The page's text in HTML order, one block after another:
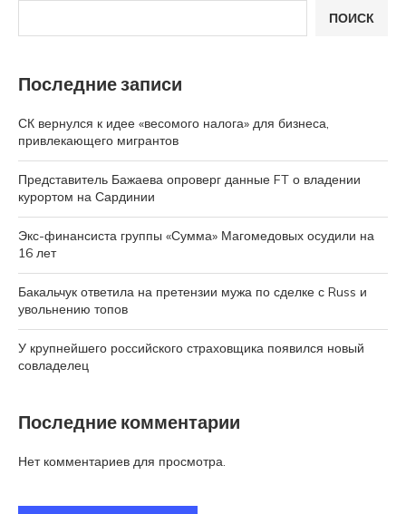
ПОИСК
Последние записи
СК вернулся к идее «весомого налога» для бизнеса,
привлекающего мигрантов
Представитель Бажаева опроверг данные FT о владении
курортом на Сардинии
Экс-финансиста группы «Сумма» Магомедовых осудили на
16 лет
Бакальчук ответила на претензии мужа по сделке с Russ и
увольнению топов
У крупнейшего российского страховщика появился новый
совладелец
Последние комментарии
Нет комментариев для просмотра.